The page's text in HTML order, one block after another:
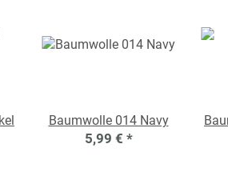
Baumwolle 014 Navy
5,99 € *